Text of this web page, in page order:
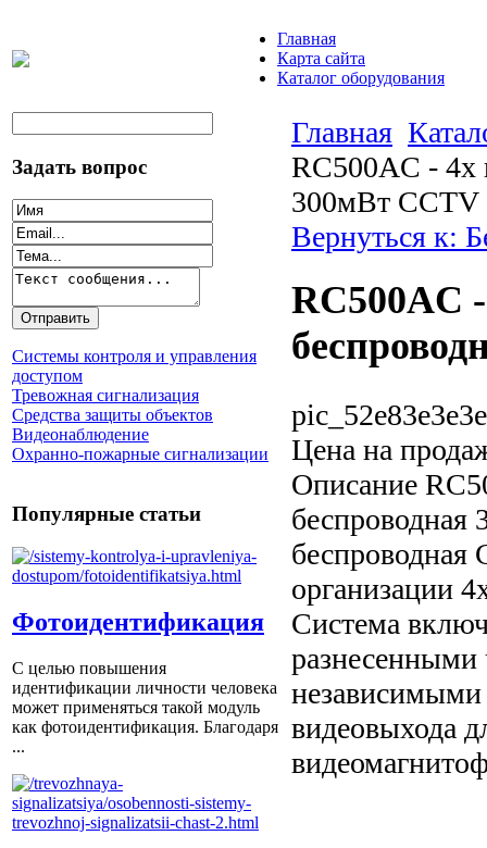
Главная
Карта сайта
Каталог оборудования
Задать вопрос
Системы контроля и управления
доступом
Тревожная сигнализация
Средства защиты объектов
Видеонаблюдение
Охранно-пожарные сигнализации
Популярные статьи
Фотоидентификация
С целью повышения
идентификации личности человека
может применяться такой модуль
как фотоидентификация. Благодаря
...
Главная
RC500AC - 4х
300мВт CCTV
Вернуться к:
RC500AC
Цена на
Описание
беспроводная
беспроводная
организации
Система
разнесенными
видеовыхода